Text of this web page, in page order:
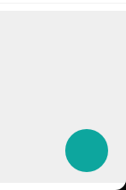
com IA
onde